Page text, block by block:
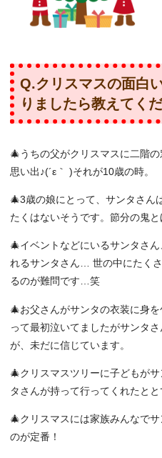
Q.クリスマスの面白
りましたら教えてくだ
🎄うちの父がクリスマスに二階
思い出♪(´ε｀ )それが10歳の時。
🎄3歳の娘にとって、サンタさん
たくはないそうです。節分の鬼
🎄イベントなどにいるサンタさ
れるサンタさん… 世の中にたく
るのが難問です…笑
🎄お父さんがサンタの衣装に身
って最初泣いてましたがサンタ
が、未だに信じています。
🎄クリスマスツリーに子どもが
タさんが持って行ってくれたと
🎄クリスマスには家族みんなで
のが定番！